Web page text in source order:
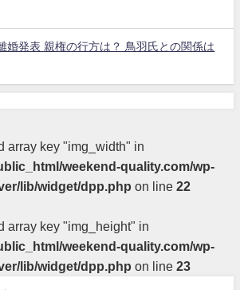
婚発表 親権の行方は？ 鳥羽氏との関係は
array key "img_width" in
weekend-quality.com/wp-
lib/widget/dpp.php on line 22
array key "img_height" in
weekend-quality.com/wp-
lib/widget/dpp.php on line 23